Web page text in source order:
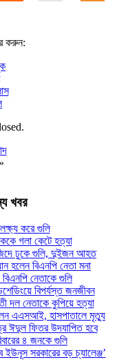
করুন:
খবর
করে গুলি
গলা কেটে হত্যা
ঢুকে গুলি, দুইজন আহত
হলেন বিএনপি নেতা মনা
নেতাকে গুলি
বিপর্যস্ত জনজীবন
দল নেতাকে কুপিয়ে হত্যা
এএসআই, হাসপাতালে মৃত্যু
ঈদুল ফিতর উদযাপিত হবে
৪ জনকে গুলি
ইউনূস সরকারের বড় চ্যালেঞ্জ’